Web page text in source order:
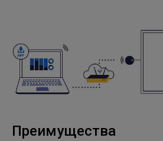
Преимущества